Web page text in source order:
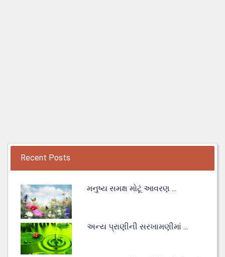
Recent Posts
મનુષ્ય સમક્ષ મોટૂં આવરણ ...
અન્ય પ્રાણીની સરખામણીમાં ...